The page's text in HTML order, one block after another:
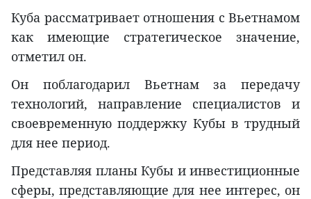
Куба рассматривает отношения с Вьетнамом
как имеющие стратегическое значение,
отметил он.
Он поблагодарил Вьетнам за передачу
технологий, направление специалистов и
своевременную поддержку Кубы в трудный
для нее период.
Представляя планы Кубы и инвестиционные
сферы, представляющие для нее интерес, он